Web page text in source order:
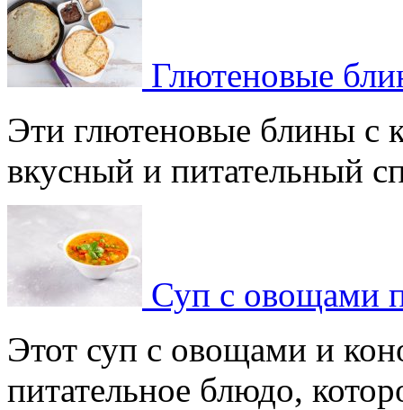
Глютеновые
Эти глютеновые блины с
вкусный и питательный
Суп с овощами
Этот суп с овощами и
питательное блюдо,